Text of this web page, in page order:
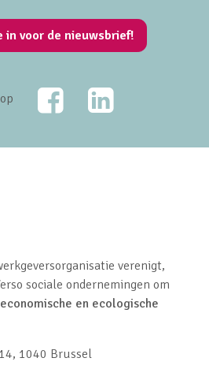
in voor de nieuwsbrief!
FacebookLinkedIn
verenigt,
sociale ondernemingen om
en ecologische
1040 Brussel